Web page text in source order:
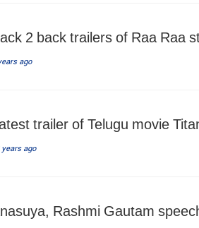
2 back trailers of Raa Raa
ago
trailer of Telugu movie
years ago
Rashmi Gautam